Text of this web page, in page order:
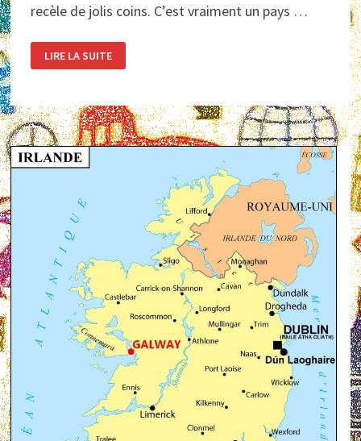
recèle de jolis coins. C’est vraiment un pays …
D’IRLANDE
LIRE LA SUITE